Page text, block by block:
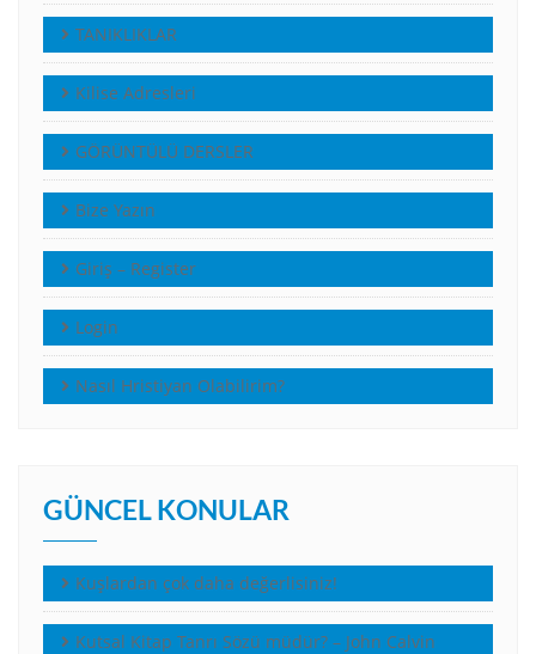
TANIKLIKLAR
Kilise Adresleri
GÖRÜNTÜLÜ DERSLER
Bize Yazın
Giriş – Register
Login
Nasıl Hristiyan Olabilirim?
GÜNCEL KONULAR
Kuşlardan çok daha değerlisiniz!
Kutsal Kitap Tanrı Sözü müdür? – John Calvin